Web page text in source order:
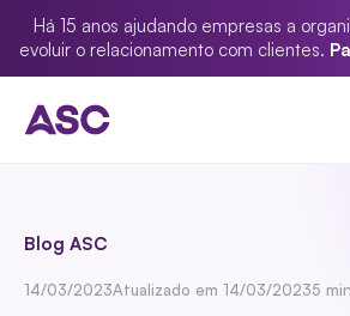
Há 15 anos ajudando empresas a
evoluir o relacionamento com clientes.
Blog ASC
14/03/2023Atualizado em 14/03/20235